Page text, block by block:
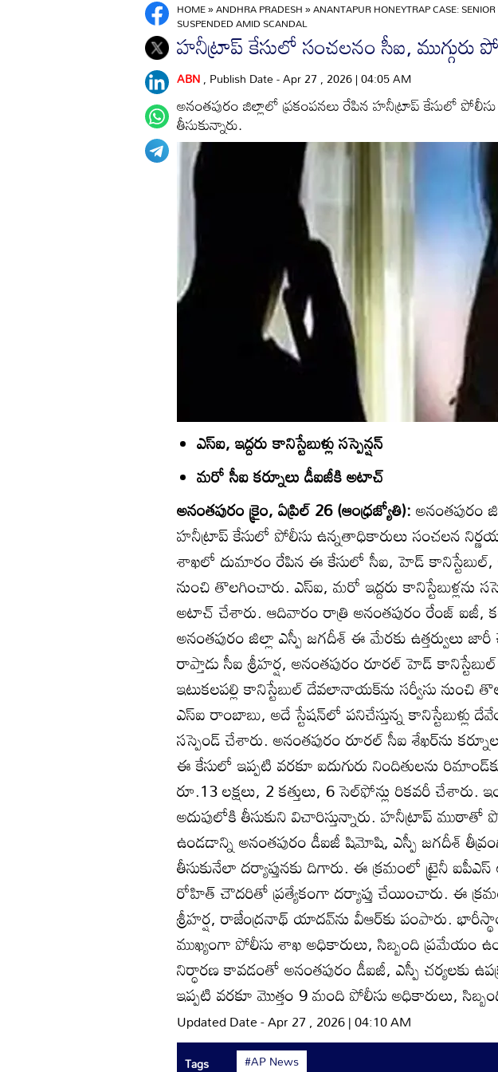
HOME»ANDHRA PRADESH»ANANTAPUR HONEYTRAP CASE:
SUSPENDED AMID SCANDAL
హనీట్రాప్‌ కేసులో సంచలనం సీఐ, ముగ్గురు
ABN, Publish Date - Apr 27 , 2026 | 04:05 AM
అనంతపురం జిల్లాలో ప్రకంపనలు రేపిన హనీట్రాప్‌ కేసులో
తీసుకున్నారు.
ఎస్‌ఐ, ఇద్దరు కానిస్టేబుళ్లు సస్పెన్షన్‌
మరో సీఐ కర్నూలు డీఐజీకి అటాచ్‌
అనంతపురం క్రైం, ఏప్రిల్‌ 26 (ఆంధ్రజ్యోతి):అనంతపురం
హనీట్రాప్‌ కేసులో పోలీసు ఉన్నతాధికారులు సంచలన
శాఖలో దుమారం రేపిన ఈ కేసులో సీఐ, హెడ్‌ కానిస్టేబుల్‌,
నుంచి తొలగించారు. ఎస్‌ఐ, మరో ఇద్దరు కానిస్టేబుళ్లను
అటాచ్‌ చేశారు. ఆదివారం రాత్రి అనంతపురం రేంజ్‌ ఐజీ,
అనంతపురం జిల్లా ఎస్పీ జగదీశ్‌ ఈ మేరకు ఉత్తర్వులు
రాప్తాడు సీఐ శ్రీహర్ష, అనంతపురం రూరల్‌ హెడ్‌
ఇటుకలపల్లి కానిస్టేబుల్‌ దేవలానాయక్‌ను సర్వీసు నుంచి
ఎస్‌ఐ రాంబాబు, అదే స్టేషన్‌లో పనిచేస్తున్న కానిస్టేబుళ్లు
సస్పెండ్‌ చేశారు. అనంతపురం రూరల్‌ సీఐ శేఖర్‌ను
ఈ కేసులో ఇప్పటి వరకూ ఐదుగురు నిందితులను
రూ.13 లక్షలు, 2 కత్తులు, 6 సెల్‌ఫోన్లు రికవరీ
అదుపులోకి తీసుకుని విచారిస్తున్నారు. హనీట్రాప్‌ ముఠాతో
ఉండడాన్ని అనంతపురం డీఐజీ షిమోషి, ఎస్పీ జగదీశ్‌
తీసుకునేలా దర్యాప్తునకు దిగారు. ఈ క్రమంలో ట్రైనీ
రోహిత్‌ చౌదరితో ప్రత్యేకంగా దర్యాప్తు చేయించారు. ఈ
శ్రీహర్ష, రాజేంద్రనాథ్‌ యాదవ్‌ను వీఆర్‌కు పంపారు.
ముఖ్యంగా పోలీసు శాఖ అధికారులు, సిబ్బంది ప్రమేయం
నిర్ధారణ కావడంతో అనంతపురం డీఐజీ, ఎస్పీ చర్యలకు
ఇప్పటి వరకూ మొత్తం 9 మంది పోలీసు అధికారులు,
Updated Date - Apr 27 , 2026 | 04:10 AM
Tags #AP News